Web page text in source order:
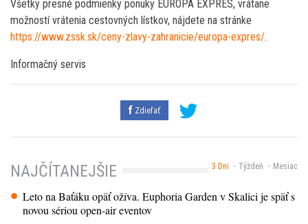
Všetky presné podmienky ponuky EUROPA EXPRES, vrátane
možností vrátenia cestovných lístkov, nájdete na stránke
https://www.zssk.sk/ceny-zlavy-zahranicie/europa-expres/.
Informačný servis
Zdieľať
3 Dni Týždeň Mesiac
NAJČÍTANEJŠIE
Leto na Baťáku opäť ožíva. Euphoria Garden v Skalici je späť s
novou sériou open-air eventov